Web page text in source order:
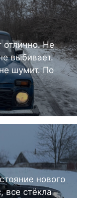
отлично. Не
выбивает.
шумит. По
нового
все стёкла